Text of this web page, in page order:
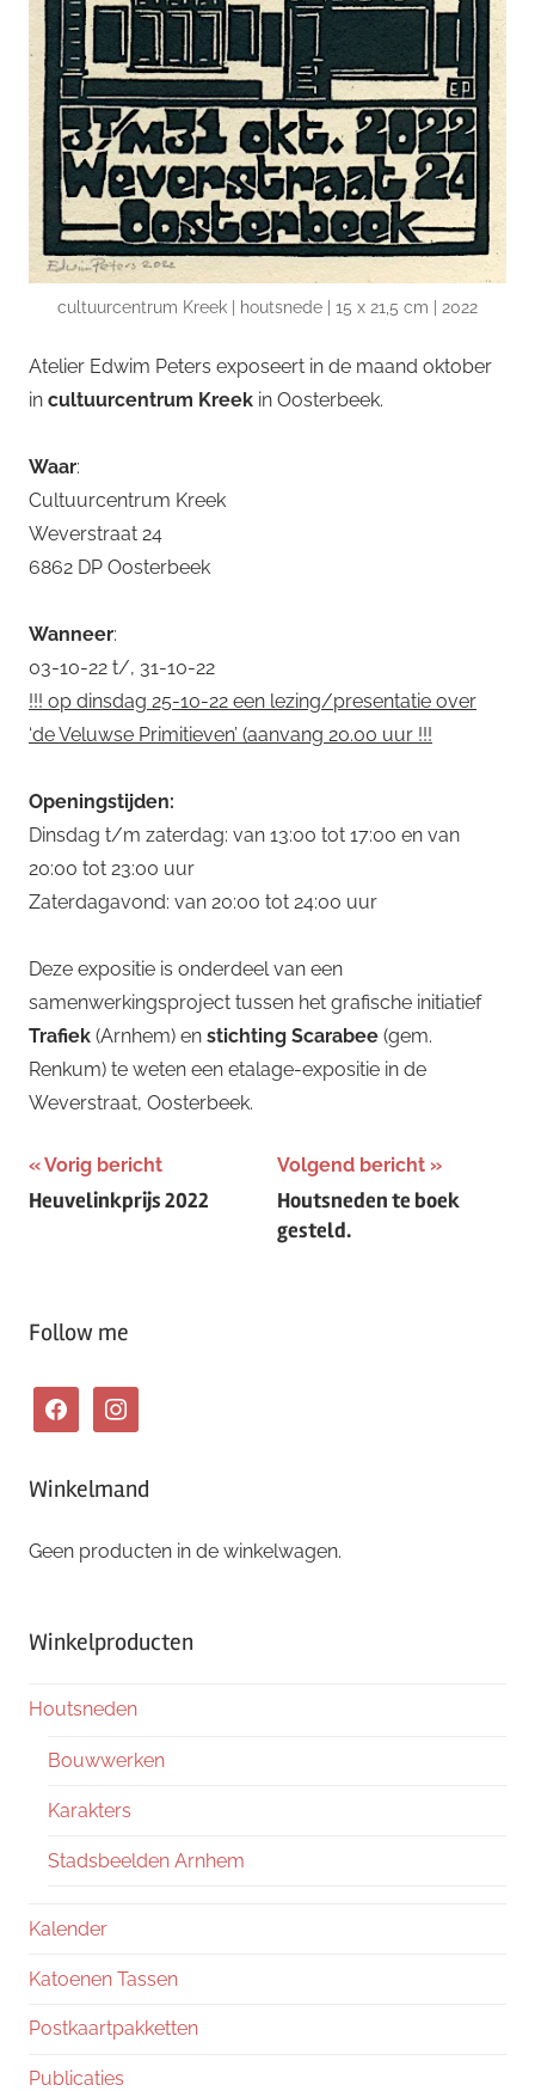
cultuurcentrum Kreek | houtsnede | 15 x 21,5 cm | 2022
Atelier Edwim Peters exposeert in de maand oktober
in cultuurcentrum Kreek in Oosterbeek.
Waar:
Cultuurcentrum Kreek
Weverstraat 24
6862 DP Oosterbeek
Wanneer:
03-10-22 t/, 31-10-22
!!! op dinsdag 25-10-22 een lezing/presentatie over
‘de Veluwse Primitieven’ (aanvang 20.00 uur !!!
Openingstijden:
Dinsdag t/m zaterdag: van 13:00 tot 17:00 en van
20:00 tot 23:00 uur
Zaterdagavond: van 20:00 tot 24:00 uur
Deze expositie is onderdeel van een
samenwerkingsproject tussen het grafische initiatief
Trafiek (Arnhem) en stichting Scarabee (gem.
Renkum) te weten een etalage-expositie in de
Weverstraat, Oosterbeek.
Bericht
navigatie
Vorig bericht
Heuvelinkprijs 2022
Volgend bericht
Houtsneden te boek
gesteld.
Follow me
facebookinstagram
Winkelmand
Geen producten in de winkelwagen.
Winkelproducten
Houtsneden
Bouwwerken
Karakters
Stadsbeelden Arnhem
Kalender
Katoenen Tassen
Postkaartpakketten
Publicaties